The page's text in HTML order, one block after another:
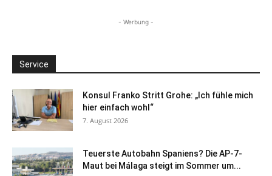
- Werbung -
Service
Konsul Franko Stritt Grohe: „Ich fühle mich
hier einfach wohl“
7. August 2026
Teuerste Autobahn Spaniens? Die AP-7-
Maut bei Málaga steigt im Sommer um...